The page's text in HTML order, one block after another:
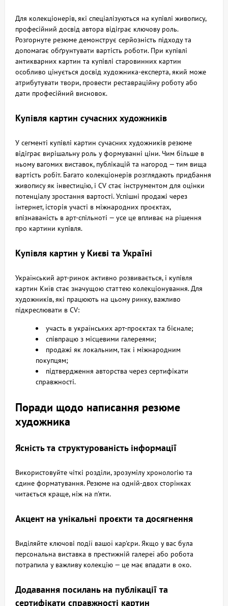
Для колекціонерів, які спеціалізуються на купівлі живопису,
професійний досвід автора відіграє ключову роль.
Розгорнуте резюме демонструє серйозність підходу та
допомагає обґрунтувати вартість роботи. При купівлі
антикварних картин та купівлі старовинних картин
особливо цінується досвід художника-експерта, який може
атрибутувати твори, провести реставраційну роботу або
дати професійний висновок.
Купівля картин сучасних художників
У сегменті купівлі картин сучасних художників резюме
відіграє вирішальну роль у формуванні ціни. Чим більше в
ньому вагомих виставок, публікацій та нагород — тим вища
вартість робіт. Багато колекціонерів розглядають придбання
живопису як інвестицію, і CV стає інструментом для оцінки
потенціалу зростання вартості. Успішні продажі через
інтернет, історія участі в міжнародних проєктах,
впізнаваність в арт-спільноті — усе це впливає на рішення
про картини купівля.
Купівля картин у Києві та Україні
Український арт-ринок активно розвивається, і купівля
картин Київ стає значущою статтею колекціонування. Для
художників, які працюють на цьому ринку, важливо
підкреслювати в CV:
участь в українських арт-проєктах та бієнале;
співпрацю з місцевими галереями;
продажі як локальним, так і міжнародним
покупцям;
підтвердження авторства через сертифікати
справжності.
Поради щодо написання резюме
художника
Ясність та структурованість інформації
Використовуйте чіткі розділи, зрозумілу хронологію та
єдине форматування. Резюме на одній-двох сторінках
читається краще, ніж на п'яти.
Акцент на унікальні проєкти та досягнення
Виділяйте ключові події вашої кар'єри. Якщо у вас була
персональна виставка в престижній галереї або робота
потрапила у важливу колекцію — це має впадати в око.
Додавання посилань на публікації та
сертифікати справжності картин